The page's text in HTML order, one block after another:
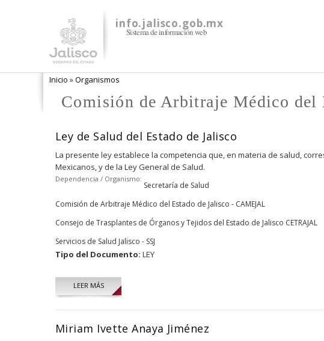
info.jalisco.gob.mx
Sistema de información web
Se encuentra usted aquí
Inicio »Organismos
Comisión de Arbitraje Médico
Ley de Salud del Estado de Jalisco
La presente ley establece la competencia que, en materia de salud,
Mexicanos, y de la Ley General de Salud.
Dependencia / Organismo:
Secretaría de Salud
Comisión de Arbitraje Médico del Estado de Jalisco - CAMEJAL
Consejo de Trasplantes de Órganos y Tejidos del Estado de Jalisco CETRAJAL
Servicios de Salud Jalisco - SSJ
Tipo del Documento: LEY
LEER MÁS
Miriam Ivette Anaya Jiménez